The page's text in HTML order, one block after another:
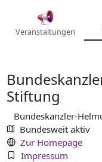
Veranstaltungen
Stiftung
Bundeskanzler-
Bundesweit aktiv
Zur Homepage
Impressum